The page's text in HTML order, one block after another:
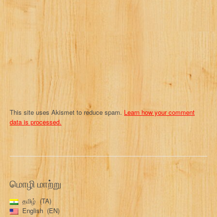
t
n
This site uses Akismet to reduce spam. Learn how your comment
data is processed.
மொழி மாற்று
தமிழ்
TA
English
EN